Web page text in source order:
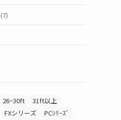
(7)
26~30ft
31ft以上
FXシリーズ
PCｼﾘｰｽﾞ